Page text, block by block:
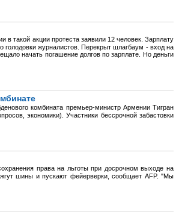
в такой акции протеста заявили 12 человек. Зарплату
голодовки журналистов. Перекрыт шлагбаум - вход на
начать погашение долгов по зарплате. Но деньги
комбината премьер-министр Армении Тигран
экономики). Участники бессрочной забастовки
права на льготы при досрочном выходе на
шины и пускают фейерверки, сообщает AFP. "Мы